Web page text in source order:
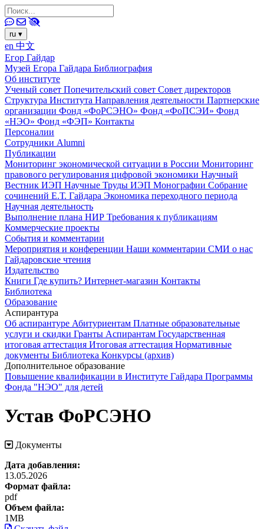
ru ▾
en 中文
Егор Гайдар
Музей Егора Гайдара Библиография
Об институте
Ученый совет Попечительский совет Совет директоров
Структура Института Направления деятельности Партнерские
организации Фонд «ФоРСЭНО» Фонд «ФоПСЭИ» Фонд
«НЭО» Фонд «ФЭП» Контакты
Персоналии
Сотрудники Alumni
Публикации
Мониторинг экономической ситуации в России Мониторинг
правового регулирования цифровой экономики Научный
Вестник ИЭП Научные Труды ИЭП Монографии Собрание
сочинений Е.Т. Гайдара Экономика переходного периода
Научная деятельность
Выполнение плана НИР Требования к публикациям
Коммерческие проекты
События и комментарии
Мероприятия и конференции Наши комментарии СМИ о нас
Гайдаровские чтения
Издательство
Книги Где купить? Интернет-магазин Контакты
Библиотека
Образование
Аспирантура
Об аспирантуре Абитуриентам Платные образовательные
услуги и скидки Гранты Аспирантам Государственная
итоговая аттестация Итоговая аттестация Нормативные
документы Библиотека Конкурсы (архив)
Дополнительное образование
Повышение квалификации в Институте Гайдара Программы
Фонда "НЭО" для детей
Устав ФоРСЭНО
Документы
Дата добавления:
13.05.2026
Формат файла:
pdf
Объем файла:
1MB